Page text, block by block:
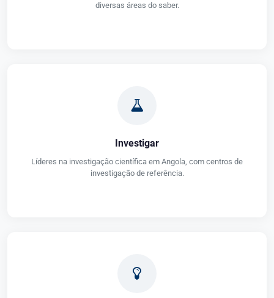
diversas áreas do saber.
Investigar
Líderes na investigação científica em Angola, com centros de
investigação de referência.